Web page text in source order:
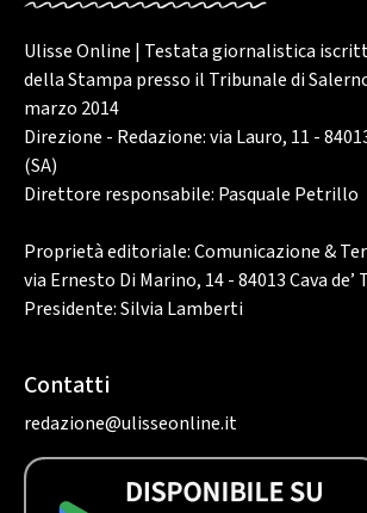
Ulisse Online | Testata giornalistica
della Stampa presso il Tribunale di
marzo 2014
Direzione - Redazione: via Lauro, 11 -
(SA)
Direttore responsabile: Pasquale Petrillo
Proprietà editoriale: Comunicazione &
via Ernesto Di Marino, 14 - 84013 Cava de’
Presidente: Silvia Lamberti
Contatti
redazione@ulisseonline.it